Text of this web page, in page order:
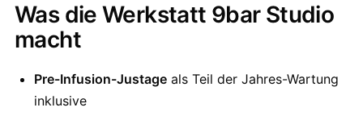
Was die Werkstatt 9bar Studio
macht
Pre-Infusion-Justage als Teil der Jahres-Wartung
inklusive